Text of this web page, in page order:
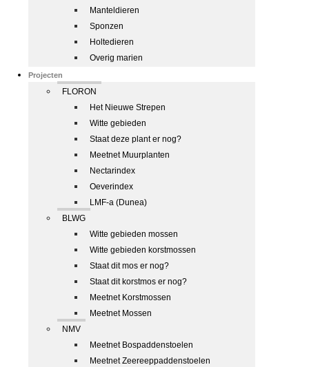
Manteldieren
Sponzen
Holtedieren
Overig marien
Projecten
FLORON
Het Nieuwe Strepen
Witte gebieden
Staat deze plant er nog?
Meetnet Muurplanten
Nectarindex
Oeverindex
LMF-a (Dunea)
BLWG
Witte gebieden mossen
Witte gebieden korstmossen
Staat dit mos er nog?
Staat dit korstmos er nog?
Meetnet Korstmossen
Meetnet Mossen
NMV
Meetnet Bospaddenstoelen
Meetnet Zeereeppaddenstoelen